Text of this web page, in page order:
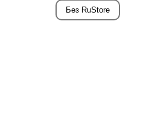
Без RuStore